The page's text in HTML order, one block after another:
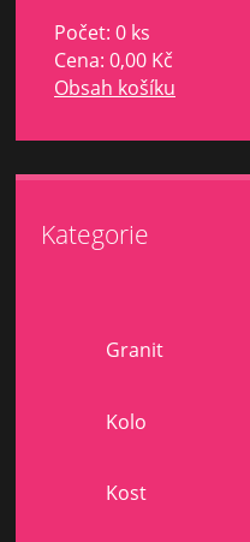
Počet: 0 ks
Cena: 0,00 Kč
Obsah košíku
Kategorie
Granit
Kolo
Kost